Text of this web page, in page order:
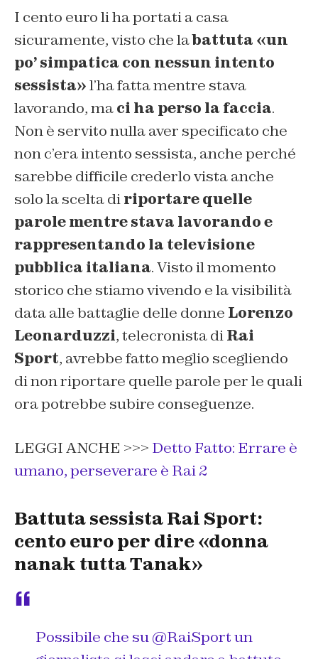
I cento euro li ha portati a casa
sicuramente, visto che labattuta «un
po’ simpatica con nessun intento
sessista»l’ha fatta mentre stava
lavorando, maci ha perso la faccia.
Non è servito nulla aver specificato che
non c’era intento sessista, anche perché
sarebbe difficile crederlo vista anche
solo la scelta diriportare quelle
parole mentre stava lavorando e
rappresentando la televisione
pubblica italiana. Visto il momento
storico che stiamo vivendo e la visibilità
data alle battaglie delle donne Lorenzo
Leonarduzzi, telecronista diRai
Sport, avrebbe fatto meglio scegliendo
di non riportare quelle parole per le quali
ora potrebbe subire conseguenze.
LEGGI ANCHE >>> Detto Fatto: Errare è
umano, perseverare è Rai 2
Battuta sessista Rai Sport:
cento euro per dire «donna
nanak tutta Tanak»
Possibile che su ⁦@RaiSport⁩ un